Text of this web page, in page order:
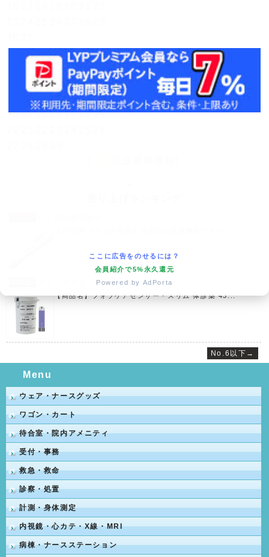
翌月(2026年9月)
火 水 木
土
1
2 3 4
5
8 9 1011 12
13141516171819
フォラケアセンサ...
【商品名】フォラケアセンサー・スリム 体診薬 43...
No.6以下→
Menu
ウェア・ナースグッズ
ワゴン・カート
待合室・院内アメニティ
受付・事務
救急・救命
診察・処置
計測・身体測定
内視鏡・心カテ・X線・MRI
病棟・ナースステーション
ここに広告をのせるには？
会員紹介で5%永久還元
Powered by AdPorta